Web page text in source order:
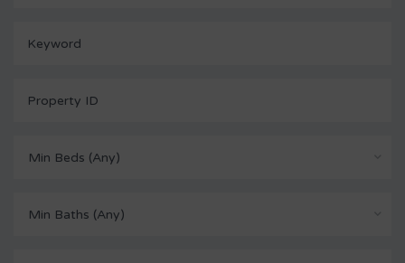
Min Beds (Any)
Min Baths (Any)